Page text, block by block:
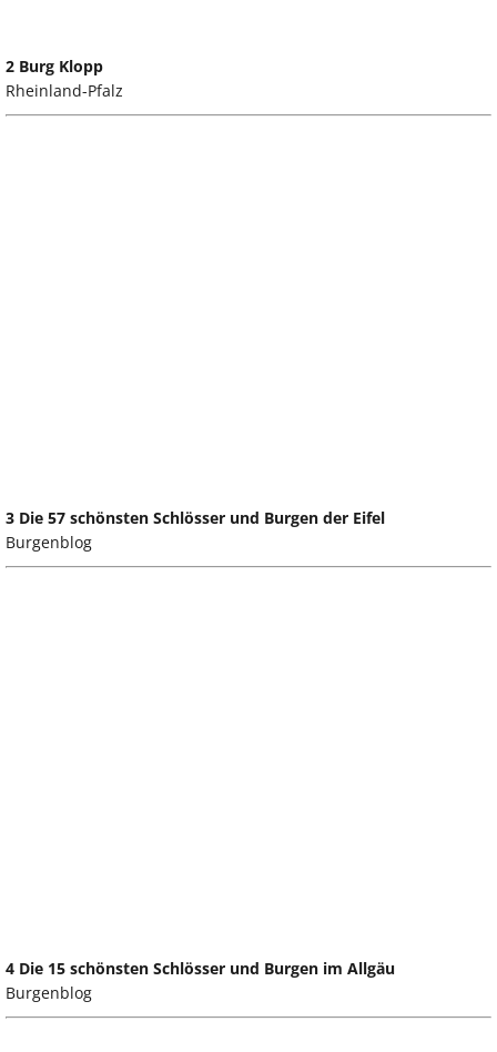
2 Burg Klopp
Rheinland-Pfalz
3 Die 57 schönsten Schlösser und Burgen der Eifel
Burgenblog
4 Die 15 schönsten Schlösser und Burgen im Allgäu
Burgenblog